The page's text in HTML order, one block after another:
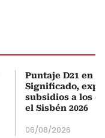
Puntaje D21 en
Significado,
subsidios a los
el Sisbén 2026
06/08/2026